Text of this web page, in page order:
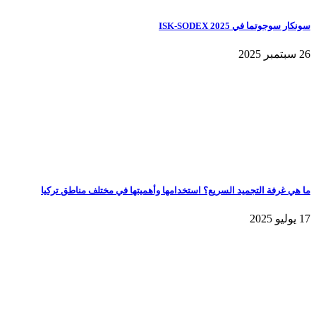
سونكار سوجوتما في ISK-SODEX 2025
26 سبتمبر 2025
ما هي غرفة التجميد السريع؟ استخدامها وأهميتها في مختلف مناطق تركيا
17 يوليو 2025